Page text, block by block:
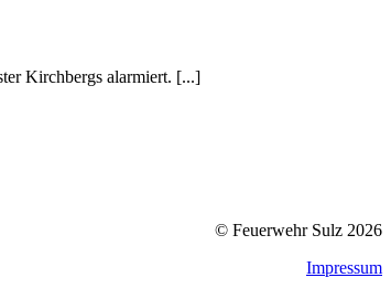
Kirchbergs alarmiert. [...]
© Feuerwehr Sulz 2026
Impressum